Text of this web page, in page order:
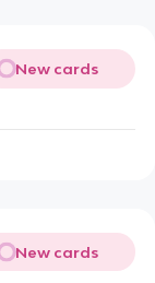
New cards
New cards